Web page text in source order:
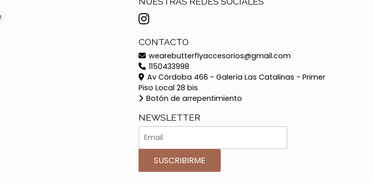
CONTACTO
wearebutterflyaccesorios@gmail.com
1150433998
Av Córdoba 466 - Galería Las Catalinas - Primer
Piso Local 28 bis
Botón de arrepentimiento
NEWSLETTER
SUSCRIBIRME